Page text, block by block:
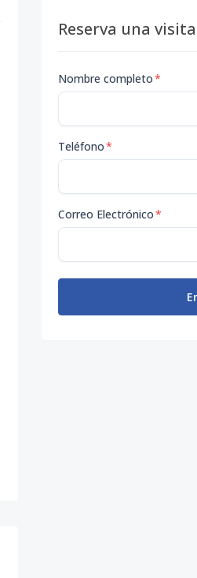
Reserva una
Nombre completo*
Teléfono*
Correo Electrónico*